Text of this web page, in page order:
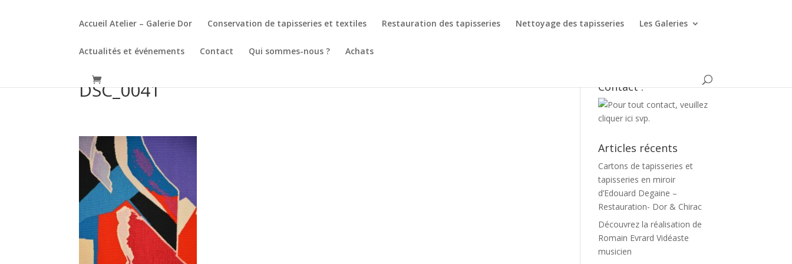
Accueil Atelier – Galerie Dor Conservation de tapisseries et textiles Restauration des tapisseries Nettoyage des tapisseries Les Galeries
Actualités et événements Contact Qui sommes-nous ? Achats
DSC_0041 Contact :
Articles récents
Cartons de tapisseries et
tapisseries en miroir
d’Edouard Degaine –
Restauration- Dor & Chirac
Découvrez la réalisation de
Romain Evrard Vidéaste
musicien